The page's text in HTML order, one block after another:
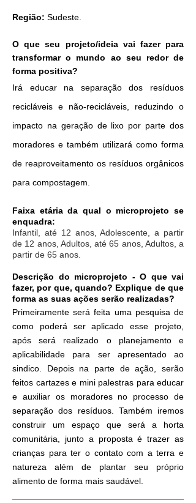
Região: Sudeste.
O que seu projeto/ideia vai fazer para
transformar o mundo ao seu redor de
forma positiva?
Irá educar na separação dos resíduos
recicláveis e não-recicláveis, reduzindo o
impacto na geração de lixo por parte dos
moradores e também utilizará como forma
de reaproveitamento os resíduos orgânicos
para compostagem.
Faixa etária da qual o microprojeto se
enquadra:
Infantil, até 12 anos, Adolescente, a partir
de 12 anos, Adultos, até 65 anos, Adultos, a
partir de 65 anos.
Descrição do microprojeto - O que vai
fazer, por que, quando? Explique de que
forma as suas ações serão realizadas?
Primeiramente será feita uma pesquisa de
como poderá ser aplicado esse projeto,
após será realizado o planejamento e
aplicabilidade para ser apresentado ao
sindico. Depois na parte de ação, serão
feitos cartazes e mini palestras para educar
e auxiliar os moradores no processo de
separação dos resíduos. Também iremos
construir um espaço que será a horta
comunitária, junto a proposta é trazer as
crianças para ter o contato com a terra e
natureza além de plantar seu próprio
alimento de forma mais saudável.